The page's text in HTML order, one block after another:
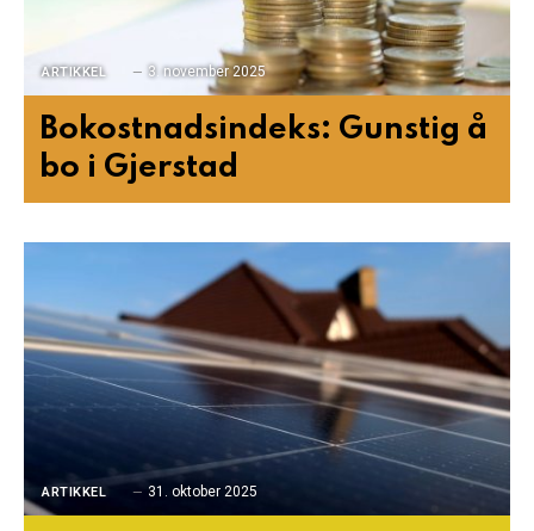
ARTIKKEL 3. november 2025
Bokostnadsindeks: Gunstig å
bo i Gjerstad
ARTIKKEL 31. oktober 2025